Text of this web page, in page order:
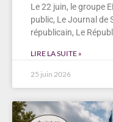
Le 22 juin, le groupe
public, Le Journal de
républicain, Le
LIRE LA SUITE »
25 juin 2026